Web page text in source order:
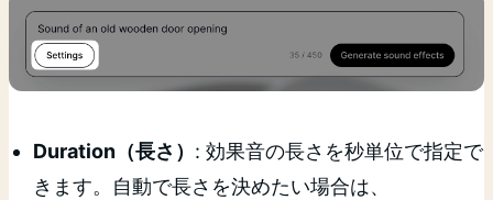
Duration（長さ） : 効果音の長さを秒単位で指定で
きます。自動で長さを決めたい場合は、